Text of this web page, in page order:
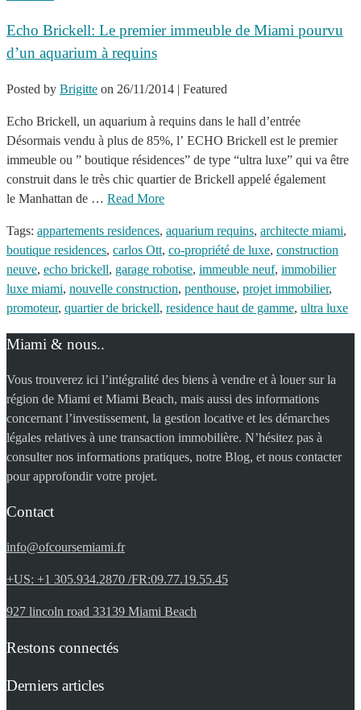
Echo Brickell: Le premier immeuble de Miami pourvu
d’un aquarium à requins
Posted by Brigitte on 26/11/2014 | Featured
Echo Brickell, un aquarium à requins dans le hall d’entrée
Désormais vendu à plus de 85%, l’ ECHO Brickell est le premier
immeuble ou ” boutique résidences” de type “ultra luxe” qui va être
construit dans le très chic quartier de Brickell appelé également
le Manhattan de … Read More
Tags: appartements residences, aquarium requins, architecte miami,
boutique residences, carlos Ott, co-propriété de luxe, construction
neuve, echo brickell, garage robotise, immeuble neuf, immobilier
luxe miami, nouvelle construction, penthouse, projet immobilier,
promoteur, quartier de brickell, residence haut de gamme, ultra luxe
Miami & nous..
Vous trouverez ici l’intégralité des biens à vendre et à louer sur la
région de Miami et Miami Beach, mais aussi des informations
concernant l’investissement, la gestion locative et les démarches
légales relatives à une transaction immobilière. N’hésitez pas à
consulter nos informations pratiques, notre Blog, et nous contacter
pour approfondir votre projet.
Contact
info@ofcoursemiami.fr
+US: +1 305.934.2870 /FR:09.77.19.55.45
927 lincoln road 33139 Miami Beach
Restons connectés
Derniers articles